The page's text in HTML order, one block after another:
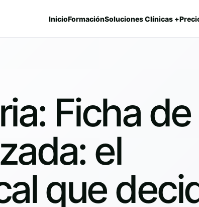
InicioFormaciónSoluciones Clínicas +
Ficha de
el
que